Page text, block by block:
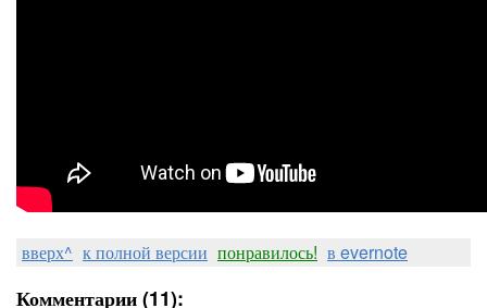
вверх^ к полной версии понравилось! в evernote
Комментарии (11):